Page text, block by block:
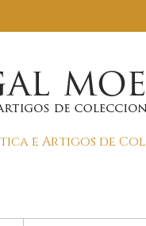
e Artigos de